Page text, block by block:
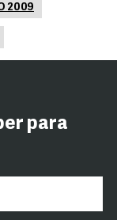
2009
para